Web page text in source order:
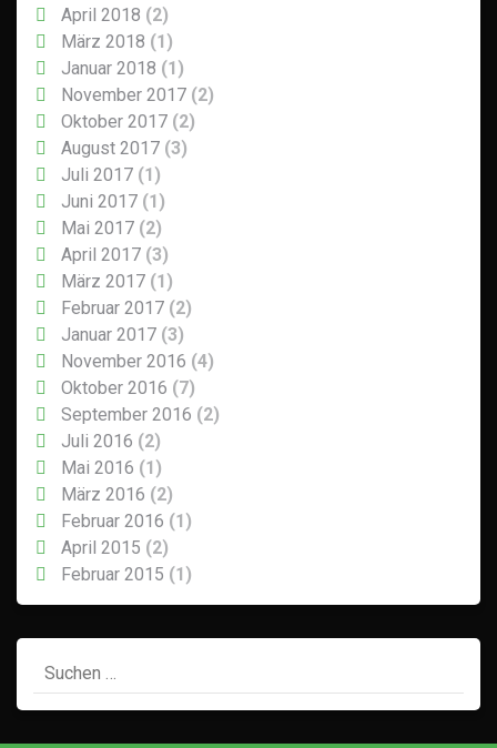
April 2018 (2)
März 2018 (1)
Januar 2018 (1)
November 2017 (2)
Oktober 2017 (2)
August 2017 (3)
Juli 2017 (1)
Juni 2017 (1)
Mai 2017 (2)
April 2017 (3)
März 2017 (1)
Februar 2017 (2)
Januar 2017 (3)
November 2016 (4)
Oktober 2016 (7)
September 2016 (2)
Juli 2016 (2)
Mai 2016 (1)
März 2016 (2)
Februar 2016 (1)
April 2015 (2)
Februar 2015 (1)
Suchen
nach: